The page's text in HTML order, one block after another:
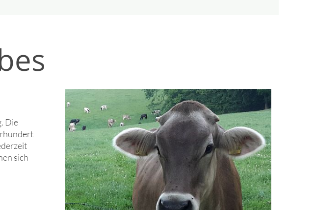
Die
sich